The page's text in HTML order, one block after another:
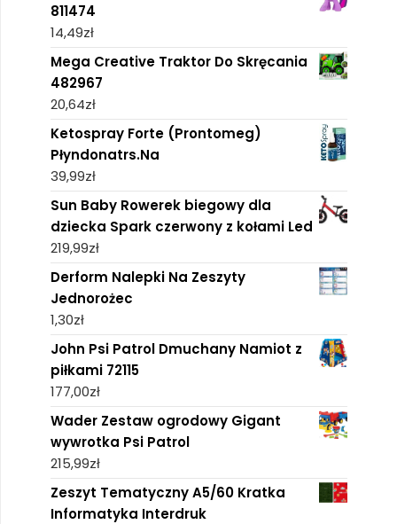
811474
14,49zł
Mega Creative Traktor Do Skręcania
482967
20,64zł
Ketospray Forte (Prontomeg)
Płyndonatrs.Na
39,99zł
Sun Baby Rowerek biegowy dla
dziecka Spark czerwony z kołami Led
219,99zł
Derform Nalepki Na Zeszyty
Jednorożec
1,30zł
John Psi Patrol Dmuchany Namiot z
piłkami 72115
177,00zł
Wader Zestaw ogrodowy Gigant
wywrotka Psi Patrol
215,99zł
Zeszyt Tematyczny A5/60 Kratka
Informatyka Interdruk